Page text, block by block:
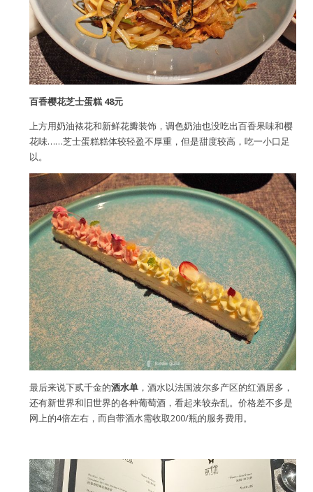
百香樱花芝士蛋糕 48元
上方用奶油裱花和新鲜花瓣装饰，调色奶油也没吃出百香果味和樱
花味……芝士蛋糕糕体较轻盈不厚重，但是甜度较高，吃一小口足
以。
最后来说下贰千金的酒水单 ，酒水以法国波尔多产区的红酒居多，
还有新世界和旧世界的各种葡萄酒，看起来较杂乱。价格差不多是
网上的4倍左右，而自带酒水需收取200/瓶的服务费用。